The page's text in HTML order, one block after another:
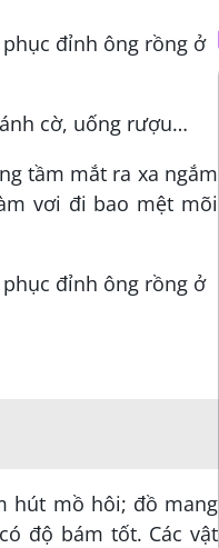
cờ, uống rượu…
tầm mắt ra xa ngắm
vơi đi bao mệt mõi
hút mồ hôi; đồ mang
độ bám tốt. Các vật